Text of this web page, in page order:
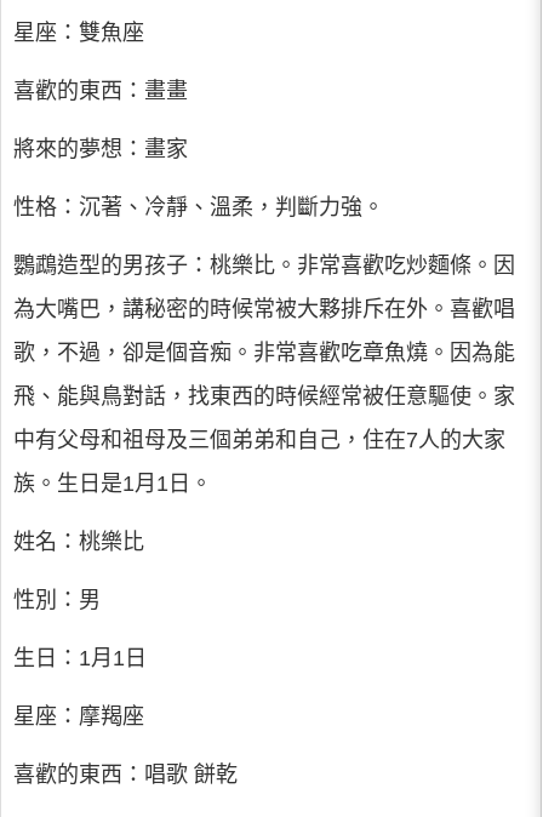
星座：雙魚座
喜歡的東西：畫畫
將來的夢想：畫家
性格：沉著、冷靜、溫柔，判斷力強。
鸚鵡造型的男孩子：桃樂比。非常喜歡吃炒麵條。因
為大嘴巴，講秘密的時候常被大夥排斥在外。喜歡唱
歌，不過，卻是個音痴。非常喜歡吃章魚燒。因為能
飛、能與鳥對話，找東西的時候經常被任意驅使。家
中有父母和祖母及三個弟弟和自己，住在7人的大家
族。生日是1月1日。
姓名：桃樂比
性別：男
生日：1月1日
星座：摩羯座
喜歡的東西：唱歌 餅乾